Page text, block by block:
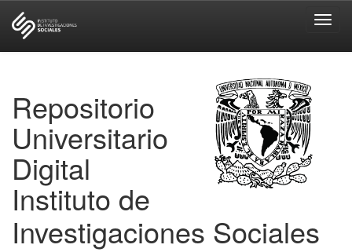
Repositorio
Universitario
Digital
Instituto de
Investigaciones Sociales